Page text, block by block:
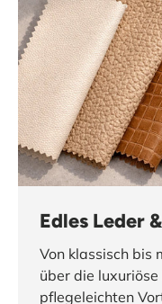
Edles Leder
Von klassisch bis
über die
pflegeleichten